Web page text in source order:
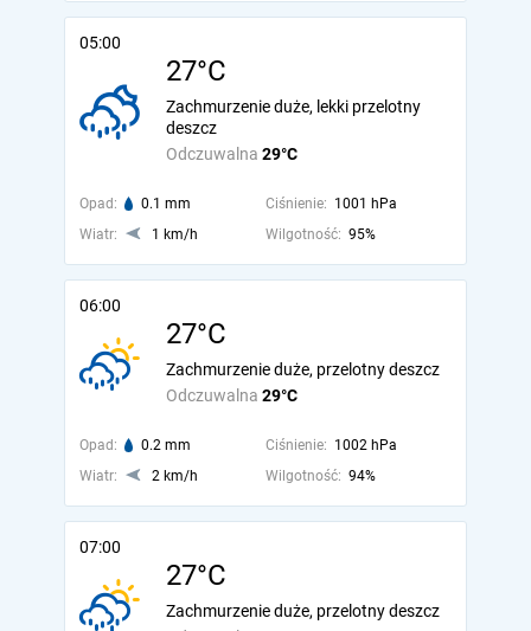
05:00
27°C
Odczuwalna 29°C
Zachmurzenie duże, lekki przelotny
deszcz
Opad: 0.1 mm Ciśnienie: 1001 hPa
Wiatr:
1 km/h Wilgotność: 95%
06:00
27°C
Odczuwalna 29°C
Zachmurzenie duże, przelotny deszcz
Opad: 0.2 mm Ciśnienie: 1002 hPa
Wiatr:
2 km/h Wilgotność: 94%
07:00
27°C
Zachmurzenie duże, przelotny deszcz